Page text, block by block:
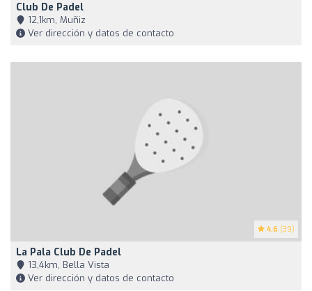
Club De Padel
12,1km, Muñiz
Ver dirección y datos de contacto
4.6 (39)
La Pala Club De Padel
13,4km, Bella Vista
Ver dirección y datos de contacto